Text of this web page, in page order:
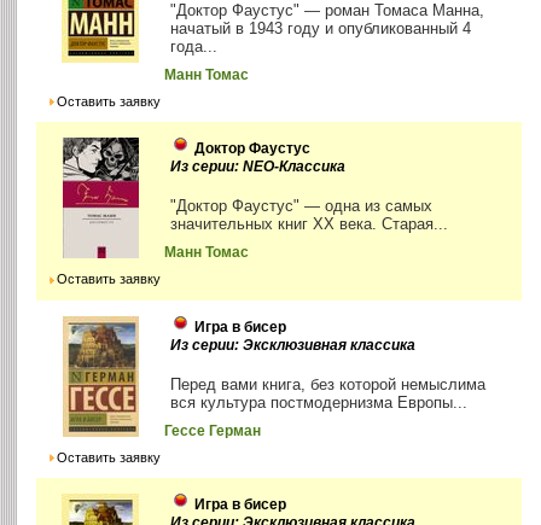
"Доктор Фаустус" — роман Томаса Манна,
начатый в 1943 году и опубликованный 4
года...
Манн Томас
Оставить заявку
Доктор Фаустус
Из серии: NEO-Классика
"Доктор Фаустус" — одна из самых
значительных книг ХХ века. Старая...
Манн Томас
Оставить заявку
Игра в бисер
Из серии: Эксклюзивная классика
Перед вами книга, без которой немыслима
вся культура постмодернизма Европы...
Гессе Герман
Оставить заявку
Игра в бисер